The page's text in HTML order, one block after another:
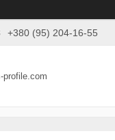
+380 (95) 204-16-55
profile.com